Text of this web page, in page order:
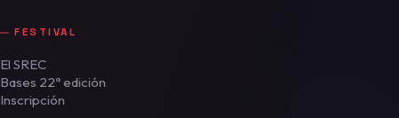
FESTIVAL
El SREC
Bases 22ª edición
Inscripción